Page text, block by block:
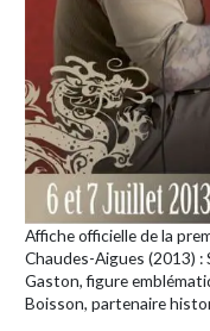
Affiche officielle de la
Chaudes-Aigues (2013)
Gaston, figure
Boisson, partenaire